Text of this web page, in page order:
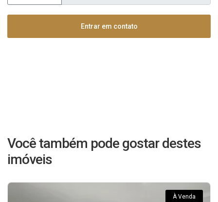
Entrar em contato
Você também pode gostar destes
imóveis
À Venda